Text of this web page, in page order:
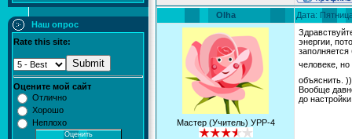
Наш опрос
Rate this site:
Submit
Оцените мой сайт
Отлично
Хорошо
Неплохо
Olha Дата:
Мастер (Учитель) УРР-4
энергии,
человеке,
объяснить.
Вообще
до